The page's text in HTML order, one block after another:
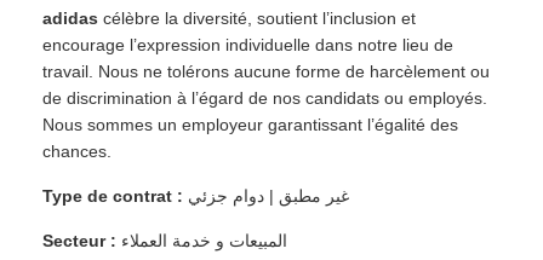
adidas célèbre la diversité, soutient l’inclusion et
encourage l’expression individuelle dans notre lieu de
travail. Nous ne tolérons aucune forme de harcèlement ou
de discrimination à l’égard de nos candidats ou employés.
Nous sommes un employeur garantissant l’égalité des
chances.
Type de contrat : غير مطبق | دوام جزئي
Secteur : المبيعات و خدمة العملاء